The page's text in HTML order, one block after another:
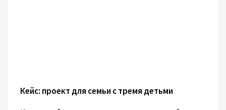
Кейс: проект для семьи с тремя детьми